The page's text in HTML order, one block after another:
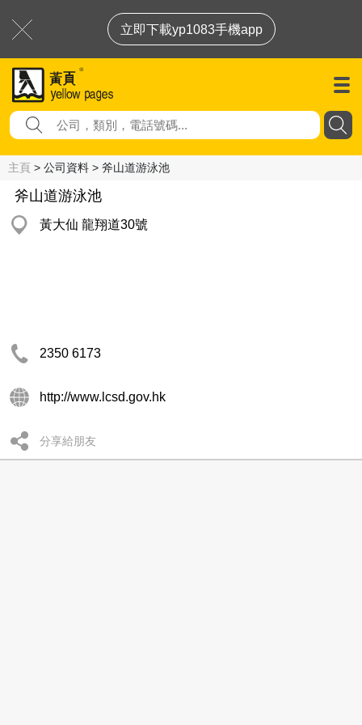
立即下載yp1083手機app
主頁 > 公司資料 > 斧山道游泳池
斧山道游泳池
黃大仙 龍翔道30號
2350 6173
http://www.lcsd.gov.hk
分享給朋友